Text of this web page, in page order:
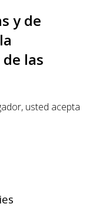
y de
las
usted acepta